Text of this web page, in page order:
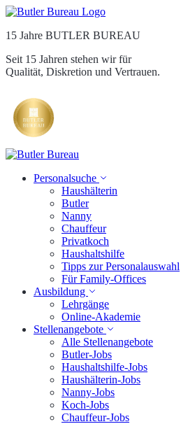
15 Jahre BUTLER BUREAU
Seit 15 Jahren stehen wir für
Qualität, Diskretion und Vertrauen.
Personalsuche
Haushälterin
Butler
Nanny
Chauffeur
Privatkoch
Haushaltshilfe
Tipps zur Personalauswahl
Für Family-Offices
Ausbildung
Lehrgänge
Online-Akademie
Stellenangebote
Alle Stellenangebote
Butler-Jobs
Haushaltshilfe-Jobs
Haushälterin-Jobs
Nanny-Jobs
Koch-Jobs
Chauffeur-Jobs